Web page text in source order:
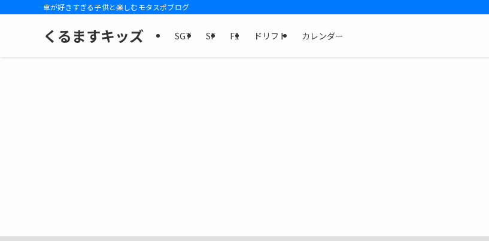
車が好きすぎる子供と楽しむモタスポブログ
くるますキッズ SGT SF F1 ドリフト カレンダー